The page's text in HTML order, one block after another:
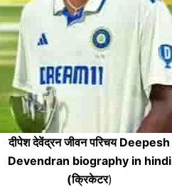
दीपेश देवेंद्रन जीवन परिचय Deepesh
Devendran biography in hindi
(क्रिकेटर)